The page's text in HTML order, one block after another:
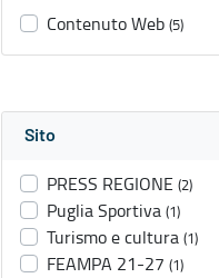
Contenuto Web (5)
Sito
PRESS REGIONE (2)
Puglia Sportiva (1)
Turismo e cultura (1)
FEAMPA 21-27 (1)